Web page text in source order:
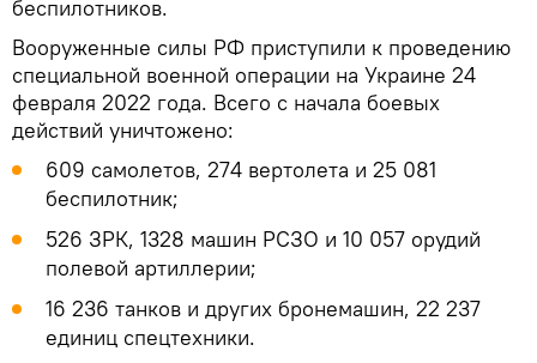
беспилотников.
Вооруженные силы РФ приступили к проведению
специальной военной операции на Украине 24
февраля 2022 года. Всего с начала боевых
действий уничтожено:
609 самолетов, 274 вертолета и 25 081
беспилотник;
526 ЗРК, 1328 машин РСЗО и 10 057 орудий
полевой артиллерии;
16 236 танков и других бронемашин, 22 237
единиц спецтехники.